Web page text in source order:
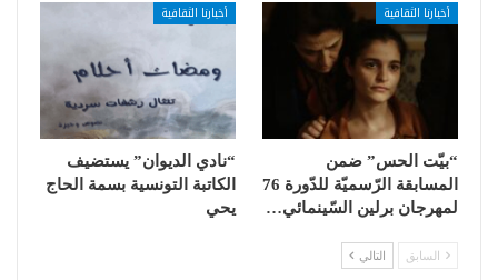
أخبارنا الثقافية
“بيّت الحس” ضمن
المسابقة الرّسميّة للدّورة 76
لمهرجان برلين السّينمائي…
أخبارنا الثقافية
“نادي الديوان” يستضيف
الكاتبة التونسية بسمة الحاج
يحي
السابق التالي